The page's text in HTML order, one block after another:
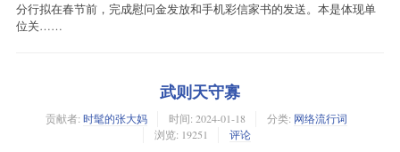
分行拟在春节前，完成慰问金发放和手机彩信家书的发送。本是体现单
位关……
武则天守寡
贡献者: 时髦的张大妈 时间: 2024-01-18 分类: 网络流行词
浏览: 19251
评论